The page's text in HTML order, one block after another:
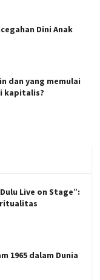
Dini Anak
dan yang memulai
kapitalis?
Live on Stage”:
1965 dalam Dunia